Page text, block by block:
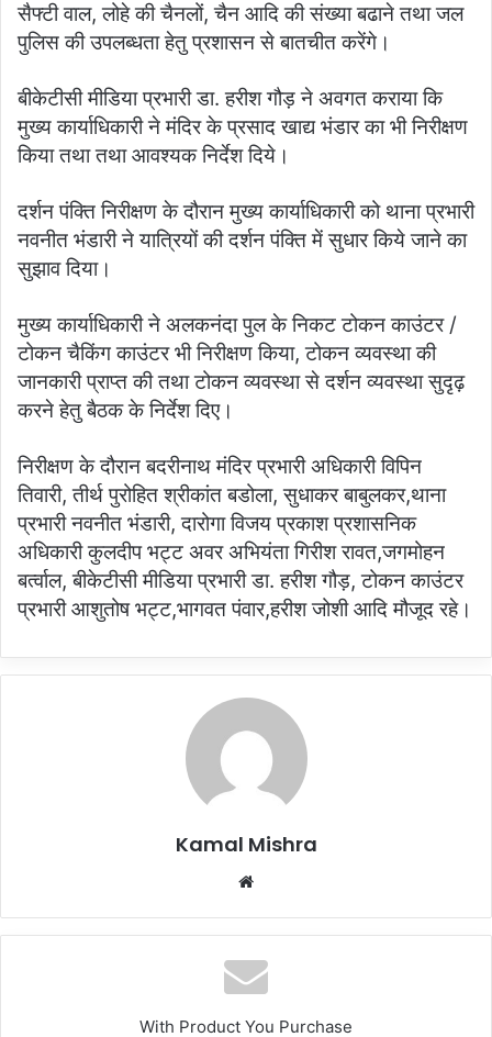
सैफ्टी वाल, लोहे की चैनलों, चैन आदि की संख्या बढाने तथा जल
पुलिस की उपलब्धता हेतु प्रशासन से बातचीत करेंगे।
बीकेटीसी मीडिया प्रभारी डा. हरीश गौड़ ने अवगत कराया कि
मुख्य कार्याधिकारी ने मंदिर के प्रसाद खाद्य भंडार का भी निरीक्षण
किया तथा तथा आवश्यक निर्देश दिये।
दर्शन पंक्ति निरीक्षण के दौरान मुख्य कार्याधिकारी को थाना प्रभारी
नवनीत भंडारी ने यात्रियों की दर्शन पंक्ति में सुधार किये जाने का
सुझाव दिया।
मुख्य कार्याधिकारी ने अलकनंदा पुल के निकट टोकन काउंटर /
टोकन चैकिंग काउंटर भी निरीक्षण किया, टोकन व्यवस्था की
जानकारी प्राप्त की तथा टोकन व्यवस्था से दर्शन व्यवस्था सुदृढ़
करने हेतु बैठक के निर्देश दिए।
निरीक्षण के दौरान बदरीनाथ मंदिर प्रभारी अधिकारी विपिन
तिवारी, तीर्थ पुरोहित श्रीकांत बडोला, सुधाकर बाबुलकर,थाना
प्रभारी नवनीत भंडारी, दारोगा विजय प्रकाश प्रशासनिक
अधिकारी कुलदीप भट्ट अवर अभियंता गिरीश रावत,जगमोहन
बर्त्वाल, बीकेटीसी मीडिया प्रभारी डा. हरीश गौड़, टोकन काउंटर
प्रभारी आशुतोष भट्ट,भागवत पंवार,हरीश जोशी आदि मौजूद रहे।
Kamal Mishra
Website
With Product You Purchase